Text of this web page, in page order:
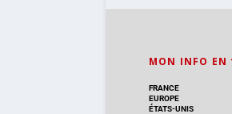
MON INFO EN
FRANCE
EUROPE
ÉTATS-UNIS